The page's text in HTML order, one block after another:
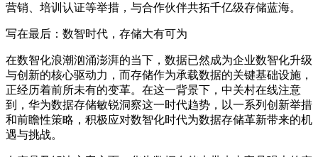
营销、培训认证等举措，与合作伙伴共拓千亿级存储蓝海。
写在最后：数智时代，存储大有可为
在数智化浪潮汹涌澎湃的当下，数据已然成为企业数智化升级
与创新的核心驱动力，而存储作为承载数据的关键基础设施，
正经历着前所未有的变革。 在这一背景下，中关村在线注意
到， 华为数据存储敏锐洞察这一时代趋势，以一系列创新举措
和前瞻性策略，积极应对数智化时代为数据存储革新带来的机
遇与挑战。